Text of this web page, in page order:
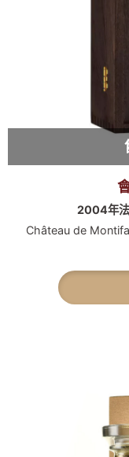
2004年法
Château de